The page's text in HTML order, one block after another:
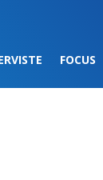
FOCUS